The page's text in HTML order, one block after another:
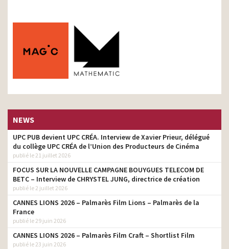
NEWS
UPC PUB devient UPC CRÉA. Interview de Xavier Prieur, délégué
du collège UPC CRÉA de l’Union des Producteurs de Cinéma
publié le 21 juillet 2026
FOCUS SUR LA NOUVELLE CAMPAGNE BOUYGUES TELECOM DE
BETC – Interview de CHRYSTEL JUNG, directrice de création
publié le 2 juillet 2026
CANNES LIONS 2026 – Palmarès Film Lions – Palmarès de la
France
publié le 29 juin 2026
CANNES LIONS 2026 – Palmarès Film Craft – Shortlist Film
publié le 23 juin 2026